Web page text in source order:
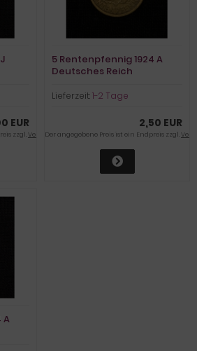
EUR
zzgl.Versandkosten
5 Rentenpfennig 1924 A
Deutsches Reich
Lieferzeit:1-2 Tage
2,50 EUR
Der angegebene Preis ist ein Endpreis zzgl.
A